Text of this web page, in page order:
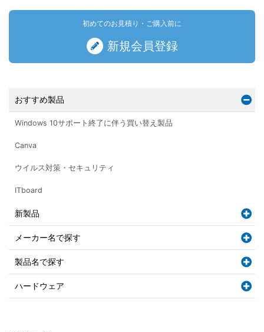
初めてのお見積り・ご購入前に
新規会員登録
おすすめ製品
Windows 10サポート終了に伴う買い替え製品
Canva
ウイルス対策・セキュリティ
ITboard
新製品
メーカー名で探す
製品名で探す
ハードウェア